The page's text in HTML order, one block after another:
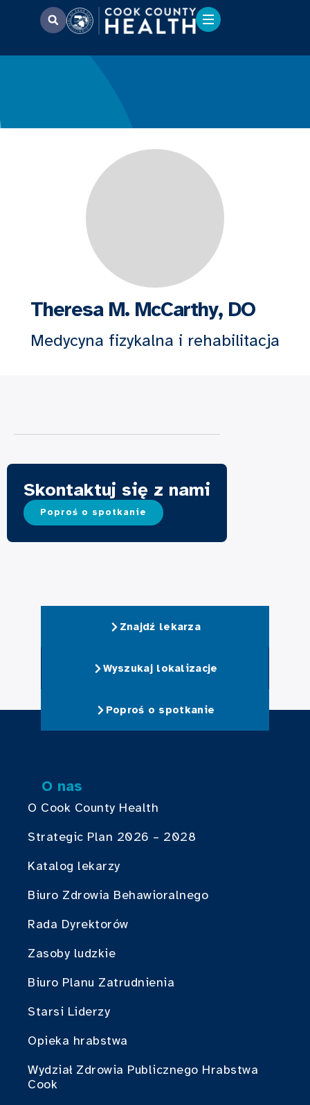
Theresa M. McCarthy, DO
Medycyna fizykalna i rehabilitacja
Skontaktuj się z nami
Poproś o spotkanie
Znajdź lekarza
Wyszukaj lokalizacje
Poproś o spotkanie
O nas
O Cook County Health
Strategic Plan 2026 – 2028
Katalog lekarzy
Biuro Zdrowia Behawioralnego
Rada Dyrektorów
Zasoby ludzkie
Biuro Planu Zatrudnienia
Starsi Liderzy
Opieka hrabstwa
Wydział Zdrowia Publicznego Hrabstwa
Cook